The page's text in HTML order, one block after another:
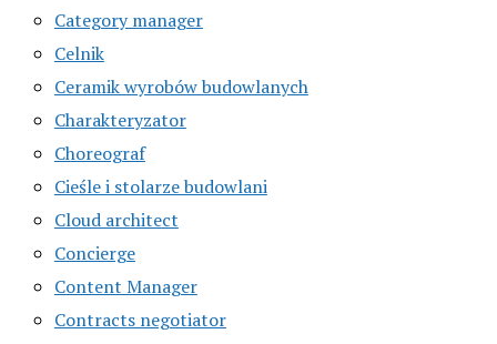
Category manager
Celnik
Ceramik wyrobów budowlanych
Charakteryzator
Choreograf
Cieśle i stolarze budowlani
Cloud architect
Concierge
Content Manager
Contracts negotiator